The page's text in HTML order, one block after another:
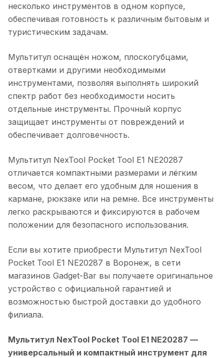
несколько инструментов в одном корпусе,
обеспечивая готовность к различным бытовым и
туристическим задачам.
Мультитул оснащён ножом, плоскогубцами,
отвертками и другими необходимыми
инструментами, позволяя выполнять широкий
спектр работ без необходимости носить
отдельные инструменты. Прочный корпус
защищает инструменты от повреждений и
обеспечивает долговечность.
Мультитул NexTool Pocket Tool E1 NE20287
отличается компактными размерами и лёгким
весом, что делает его удобным для ношения в
кармане, рюкзаке или на ремне. Все инструменты
легко раскрываются и фиксируются в рабочем
положении для безопасного использования.
Если вы хотите приобрести Мультитул NexTool
Pocket Tool E1 NE20287 в Воронеж, в сети
магазинов Gadget-Bar вы получаете оригинальное
устройство с официальной гарантией и
возможностью быстрой доставки до удобного
филиала.
Мультитул NexTool Pocket Tool E1 NE20287 —
универсальный и компактный инструмент для